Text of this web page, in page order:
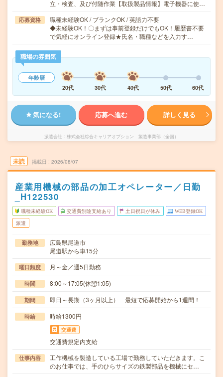
立・検査、及び付随作業【取扱製品情報】電子機器に使…
応募資格
職種未経験OK / ブランクOK / 英語力不要
◆未経験OK！〇まずは事前登録だけでもOK！履歴書不要
で気軽にオンライン登録★氏名・職種などを入力す…
職場の雰囲気
年齢層
20代
30代 40代 50代 60代
気になる! 応募へ進む 詳しく見る
派遣会社 株式会社綜合キャリアオプション 製造事業部（全国）
未読 掲載日 2026/08/07
産業用機械の部品の加工オペレーター／日勤
_H122530
職種未経験OK 交通費別途支給あり 土日祝日が休み WEB登録OK
派遣
勤務地
広島県尾道市
尾道駅から車15分
曜日頻度 月～金／週5日勤務
時間 8:00～17:05(休憩1:05)
期間 即日～長期（3ヶ月以上） 最短で応募開始から1週間！
時給 時給1300円
交通費
交通費規定内支給
仕事内容
工作機械を製造している工場で勤務していただきます。こ
のお仕事では、手のひらサイズの鉄製部品を機械にセ…